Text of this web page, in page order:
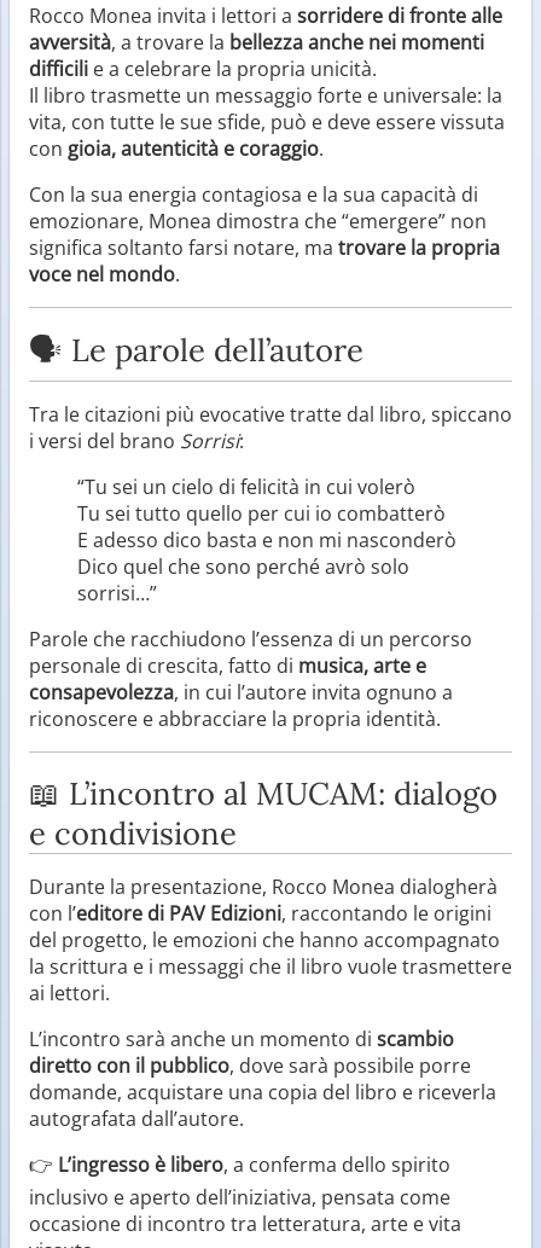
Rocco Monea invita i lettori a sorridere di fronte alle
avversità, a trovare la bellezza anche nei momenti
difficili e a celebrare la propria unicità.
Il libro trasmette un messaggio forte e universale: la
vita, con tutte le sue sfide, può e deve essere vissuta
con gioia, autenticità e coraggio.
Con la sua energia contagiosa e la sua capacità di
emozionare, Monea dimostra che “emergere” non
significa soltanto farsi notare, ma trovare la propria
voce nel mondo.
🗣️ Le parole dell’autore
Tra le citazioni più evocative tratte dal libro, spiccano
i versi del brano Sorrisi:
“Tu sei un cielo di felicità in cui volerò
Tu sei tutto quello per cui io combatterò
E adesso dico basta e non mi nasconderò
Dico quel che sono perché avrò solo
sorrisi…”
Parole che racchiudono l’essenza di un percorso
personale di crescita, fatto di musica, arte e
consapevolezza, in cui l’autore invita ognuno a
riconoscere e abbracciare la propria identità.
📖 L’incontro al MUCAM: dialogo
e condivisione
Durante la presentazione, Rocco Monea dialogherà
con l’editore di PAV Edizioni, raccontando le origini
del progetto, le emozioni che hanno accompagnato
la scrittura e i messaggi che il libro vuole trasmettere
ai lettori.
L’incontro sarà anche un momento di scambio
diretto con il pubblico, dove sarà possibile porre
domande, acquistare una copia del libro e riceverla
autografata dall’autore.
👉 L’ingresso è libero, a conferma dello spirito
inclusivo e aperto dell’iniziativa, pensata come
occasione di incontro tra letteratura, arte e vita